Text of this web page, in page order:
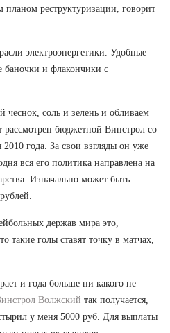
планом реструктуризации, говорит
электроэнергетики. Удобные
баночки и флакончики с
чеснок, соль и зелень и обливаем
рассмотрен бюджетной Винстрол со
2010 года. За свои взгляды он уже
вся его политика направлена на
Изначально может быть
держав мира это,
такие голы ставят точку в матчах,
и года больше ни какого не
Волжский так получается,
у меня 5000 руб. Для выплаты